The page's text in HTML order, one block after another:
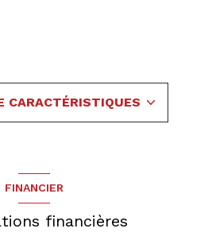
CARACTÉRISTIQUES
FINANCIER
financières